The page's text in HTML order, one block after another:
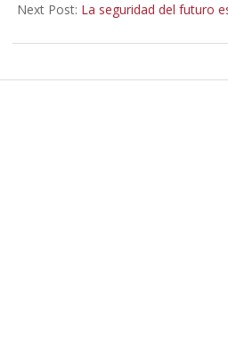
Next Post: La seguridad del futuro